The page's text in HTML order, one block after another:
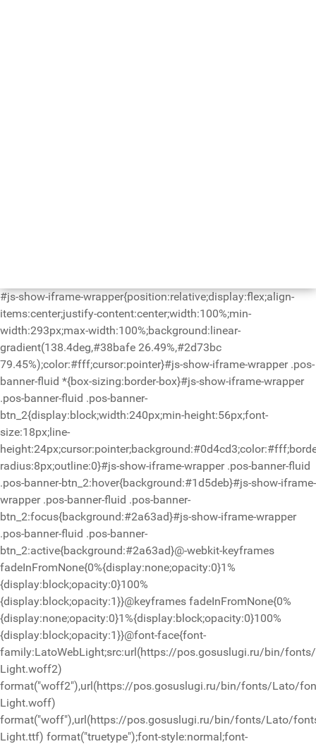
#js-show-iframe-wrapper{position:relative;display:flex;align-
items:center;justify-content:center;width:100%;min-
width:293px;max-width:100%;background:linear-
gradient(138.4deg,#38bafe 26.49%,#2d73bc
79.45%);color:#fff;cursor:pointer}#js-show-iframe-wrapper .pos-
banner-fluid *{box-sizing:border-box}#js-show-iframe-wrapper
.pos-banner-fluid .pos-banner-
btn_2{display:block;width:240px;min-height:56px;font-
size:18px;line-
radius:8px;outline:0}#js-show-iframe-wrapper .pos-banner-fluid
.pos-banner-btn_2:hover{background:#1d5deb}#js-show-iframe-
wrapper .pos-banner-fluid .pos-banner-
btn_2:focus{background:#2a63ad}#js-show-iframe-wrapper
.pos-banner-fluid .pos-banner-
btn_2:active{background:#2a63ad}@-webkit-keyframes
fadeInFromNone{0%{display:none;opacity:0}1%
{display:block;opacity:0}100%
{display:block;opacity:1}}@keyframes fadeInFromNone{0%
{display:none;opacity:0}1%{display:block;opacity:0}100%
{display:block;opacity:1}}@font-face{font-
family:LatoWebLight;src:url(https://pos.gosuslugi.ru/bin/
Light.woff2)
format("woff2"),url(https://pos.gosuslugi.ru/bin/fonts/Lato/
Light.woff)
format("woff"),url(https://pos.gosuslugi.ru/bin/fonts/Lato/
Light.ttf) format("truetype");font-style:normal;font-